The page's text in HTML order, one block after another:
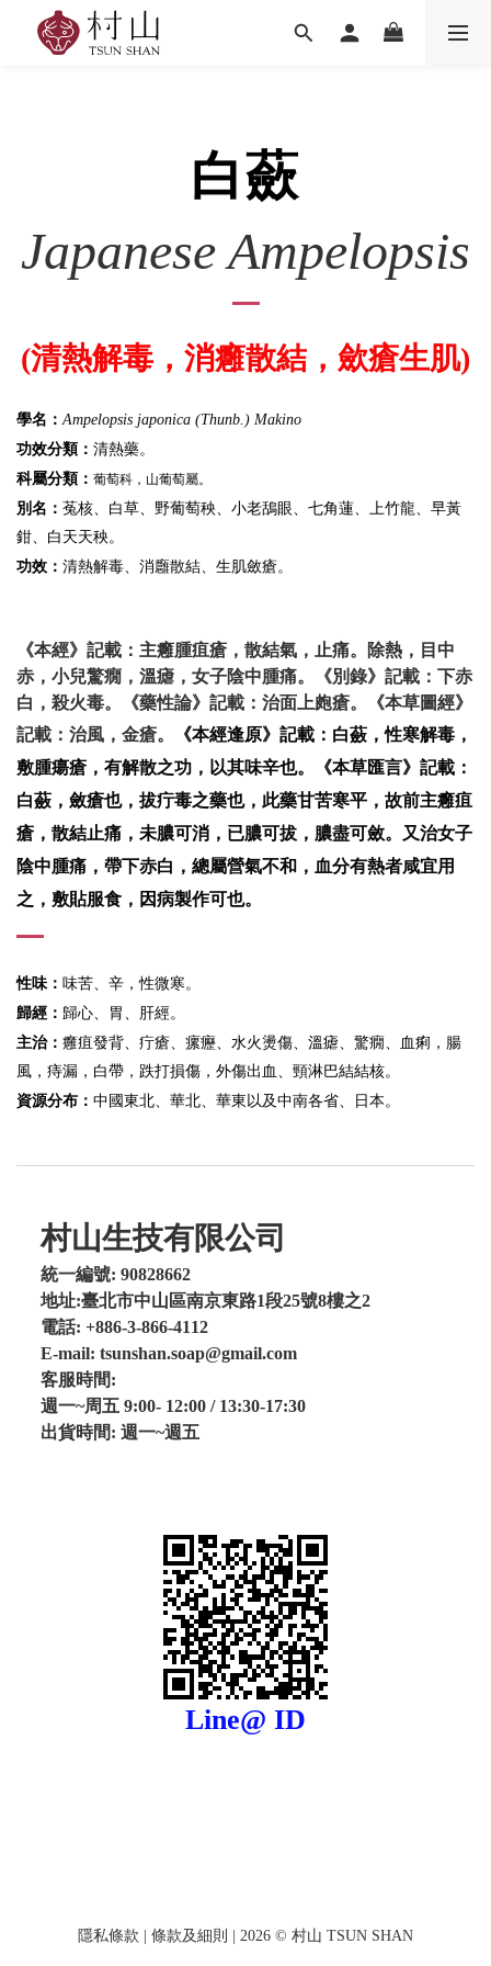
白蘝
Japanese Ampelopsis
(清熱解毒，消癰散結，歛瘡生肌)
學名： Ampelopsis japonica (Thunb.) Makino
功效分類： 清熱藥。
科屬分類： 葡萄科，山葡萄屬。
別名： 菟核、白草 、野葡萄秧、小老鴰眼、七角蓮、上竹龍、早黃
鉗、白天天秧。
功效： 清熱解毒、消廱散結、 生肌斂瘡。
《本經》記載：主癰腫疽瘡，散結氣，止痛。除熱，目中
赤，小兒驚癇，溫瘧，女子陰中腫痛。《別錄》記載：下赤
白，殺火毒。《藥性論》記載：治面上皰瘡。《本草圖經》
記載：治風，金瘡。
《本經逢原》記載：白蘞，性寒解毒，
敷腫瘍瘡，有解散之功，以其味辛也。《本草匯言》記載：
白蘞，斂瘡也，拔疔毒之藥也，此藥甘苦寒平，故前主癰疽
瘡，散結止痛，未膿可消，已膿可拔，膿盡可斂。又治女子
陰中腫痛，帶下赤白，總屬營氣不和，血分有熱者咸宜用
之，敷貼服食，因病製作可也。
性味： 味苦、辛，性微寒。
歸經： 歸心、胃、肝經。
主治： 癰疽發背、疔瘡、瘰癧、水火燙傷、 溫瘧、驚癇、
血痢，腸
風 ，痔漏，白帶，跌打損傷，外傷出血、頸淋巴結結核。
資源分布： 中國東北、華北、華東以及中南各省、日本。
村山生技有限公司
統一編號: 90828662
地址:臺北市中山區南京東路1段25號8樓之2
電話: +886-3-866-4112
E-mail: tsunshan.soap@gmail.com
客服時間:
週一~周五 9:00- 12:00 / 13:30-17:30
出貨時間: 週一~週五
Line@ ID
隱私條款 條款及細則 | 2026 © 村山 TSUN SHAN